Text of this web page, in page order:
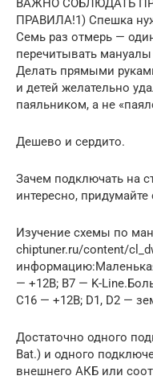
ВАЖНО СОБЛЮДАТЬ
ПРАВИЛА!1) Спешка
Семь раз отмерь —
перечитывать
Делать прямыми
и детей желательно
паяльником, а не
Дешево и сердито.
Зачем подключать на
интересно, придумайте
Изучение схемы по
chiptuner.ru/content/
— +12В; B7 — K-
C16 — +12В; D1, D2 —
Достаточно одного
Bat.) и одного
внешнего АКБ или